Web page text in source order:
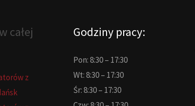
całej
z
Godziny pracy:
Pon: 8:30 – 17:30
Wt: 8:30 – 17:30
Śr: 8:30 – 17:30